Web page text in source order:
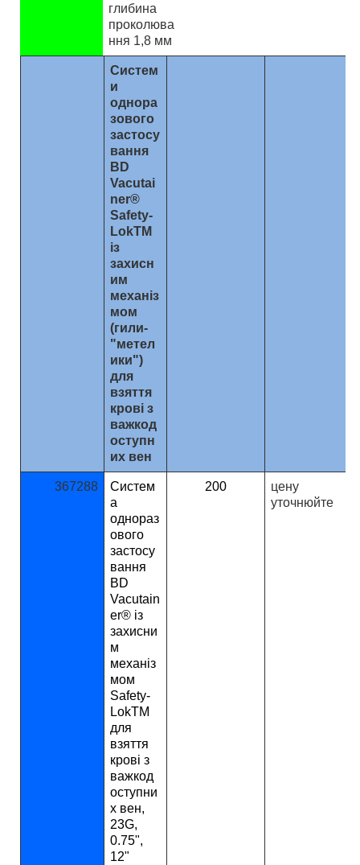
глибина
проколюва
ння 1,8 мм
Систем
и
однора
зового
застосу
вання
BD
Vacutai
ner®
Safety-
LokTM
із
захисн
им
механіз
мом
(гили-
"метел
ики")
для
взяття
крові з
важкод
оступн
их вен
367288
Систем
а
однораз
ового
застосу
вання
BD
Vacutain
er® із
захисни
м
механіз
мом
Safety-
LokTM
для
взяття
крові з
важкод
оступни
х вен,
23G,
0.75",
12"
200 цену
уточнюйте